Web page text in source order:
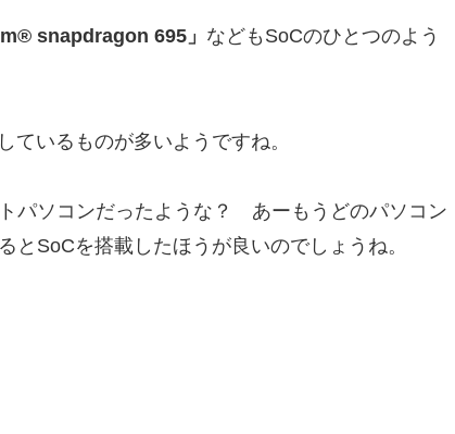
snapdragon 695」 などもSoCのひとつのよう
いるものが多いようですね。
パソコンだったような？ あーもうどのパソコン
SoCを搭載したほうが良いのでしょうね。